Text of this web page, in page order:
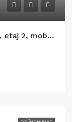
Tomis Nord, de inchiriat 2 camere, etaj 2, mobilat